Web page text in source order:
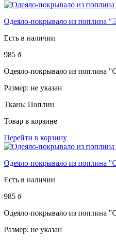
Одеяло-покрывало из поплина
Есть в наличии
985 б
Одеяло-покрывало из поплина
Размер: не указан
Ткань: Поплин
Товар в корзине
Перейти в корзину
Одеяло-покрывало из поплина
Есть в наличии
985 б
Одеяло-покрывало из поплина
Размер: не указан